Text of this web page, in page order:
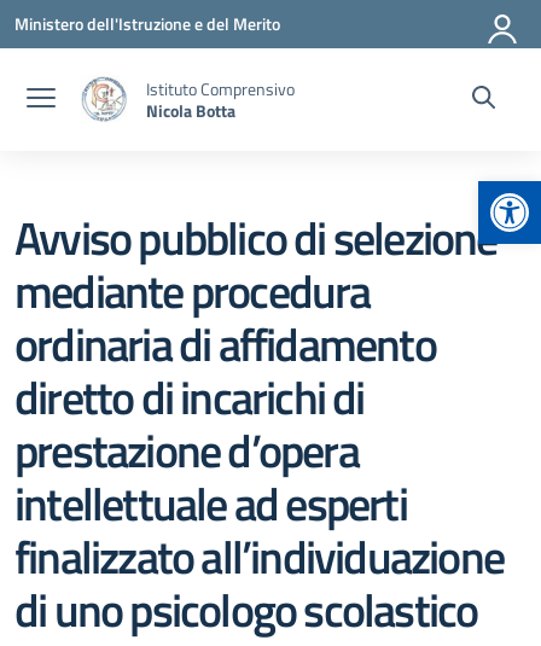
Vai ai contenuti
Vai al menu di navigazione
Vai al footer
Ministero dell'Istruzione e del Merito
Istituto Comprensivo
Nicola Botta
Avviso pubblico di selezione
mediante procedura
ordinaria di affidamento
diretto di incarichi di
prestazione d’opera
intellettuale ad esperti
finalizzato all’individuazione
di uno psicologo scolastico